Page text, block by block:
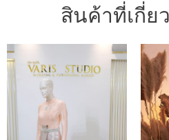
สินค้าที่เกี่ย